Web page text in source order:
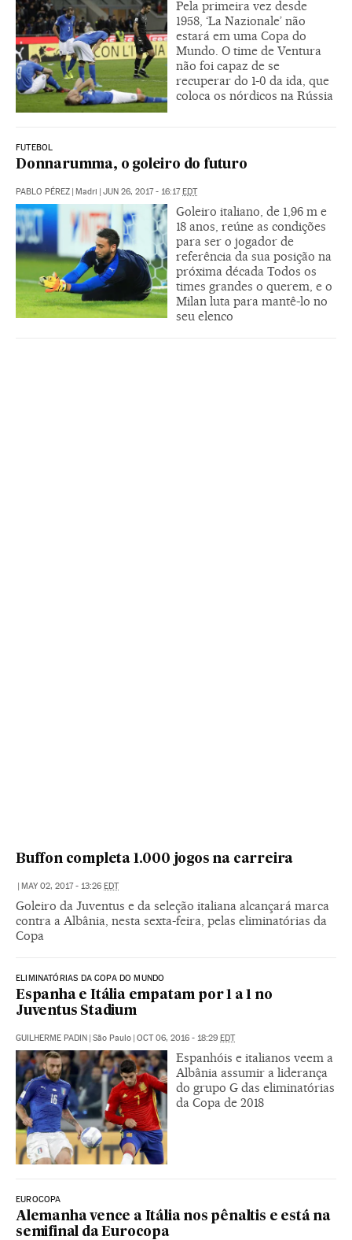
Pela primeira vez desde
1958, ‘La Nazionale’ não
estará em uma Copa do
Mundo. O time de Ventura
não foi capaz de se
recuperar do 1-0 da ida, que
coloca os nórdicos na Rússia
FUTEBOL
Donnarumma, o goleiro do futuro
PABLO PÉREZ | Madri | JUN 26, 2017 - 16:17EDT
Goleiro italiano, de 1,96 m e
18 anos, reúne as condições
para ser o jogador de
referência da sua posição na
próxima década Todos os
times grandes o querem, e o
Milan luta para mantê-lo no
seu elenco
Buffon completa 1.000 jogos na carreira
| MAY 02, 2017 - 13:26 EDT
Goleiro da Juventus e da seleção italiana alcançará marca
contra a Albânia, nesta sexta-feira, pelas eliminatórias da
Copa
ELIMINATÓRIAS DA COPA DO MUNDO
Espanha e Itália empatam por 1 a 1 no
Juventus Stadium
GUILHERME PADIN | São Paulo | OCT 06, 2016 - 18:29 EDT
Espanhóis e italianos veem a
Albânia assumir a liderança
do grupo G das eliminatórias
da Copa de 2018
EUROCOPA
Alemanha vence a Itália nos pênaltis e está na
semifinal da Eurocopa